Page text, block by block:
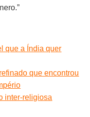
que a Índia quer
que encontrou
inter-religiosa